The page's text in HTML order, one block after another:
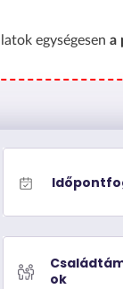
egységesen a
ok